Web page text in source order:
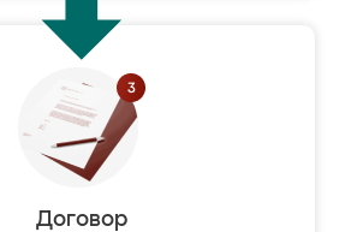
Договор